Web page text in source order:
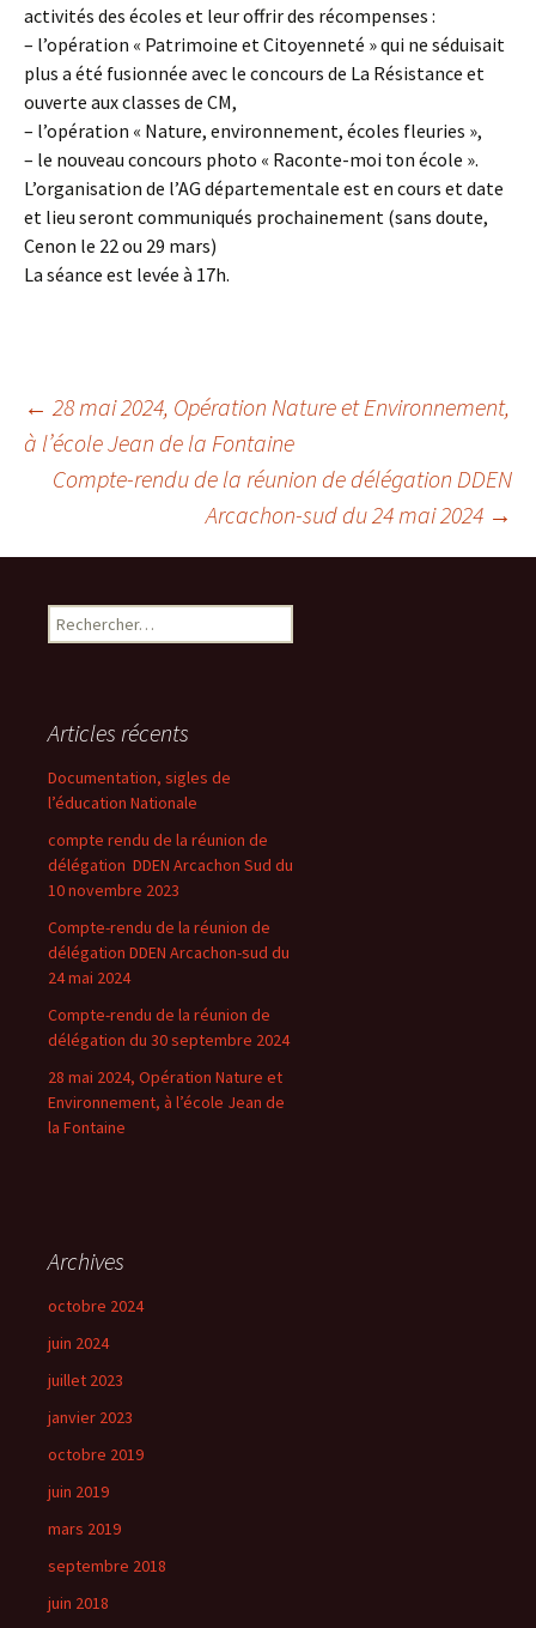
activités des écoles et leur offrir des récompenses :
– l’opération « Patrimoine et Citoyenneté » qui ne séduisait
plus a été fusionnée avec le concours de La Résistance et
ouverte aux classes de CM,
– l’opération « Nature, environnement, écoles fleuries »,
– le nouveau concours photo « Raconte-moi ton école ».
L’organisation de l’AG départementale est en cours et date
et lieu seront communiqués prochainement (sans doute,
Cenon le 22 ou 29 mars)
La séance est levée à 17h.
Navigation
des
articles
← 28 mai 2024, Opération Nature et Environnement,
à l’école Jean de la Fontaine
Compte-rendu de la réunion de délégation DDEN
Arcachon-sud du 24 mai 2024 →
Rechercher :
Articles récents
Documentation, sigles de
l’éducation Nationale
compte rendu de la réunion de
délégation DDEN Arcachon Sud du
10 novembre 2023
Compte-rendu de la réunion de
délégation DDEN Arcachon-sud du
24 mai 2024
Compte-rendu de la réunion de
délégation du 30 septembre 2024
28 mai 2024, Opération Nature et
Environnement, à l’école Jean de
la Fontaine
Archives
octobre 2024
juin 2024
juillet 2023
janvier 2023
octobre 2019
juin 2019
mars 2019
septembre 2018
juin 2018